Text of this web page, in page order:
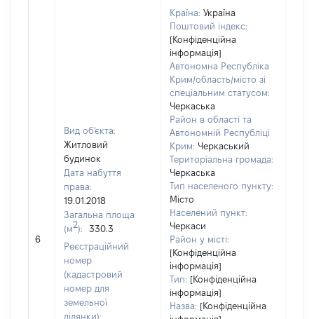
6
Вид об'єкта:
Житловий
будинок
Дата набуття
права:
19.01.2018
Загальна площа
(м2):
330.3
Реєстраційний
номер
(кадастровий
номер для
земельної
ділянки):
Країна: Україна
Поштовий індекс:
[Конфіденційна
інформація]
Автономна Республіка
Крим/область/місто зі
спеціальним статусом:
Черкаська
Район в області та
Автономній Республіці
Крим: Черкаський
Територіальна громада:
Черкаська
Тип населеного пункту:
Місто
Населений пункт:
Черкаси
Район у місті:
[Конфіденційна
інформація]
Тип: [Конфіденційна
інформація]
Назва: [Конфіденційна